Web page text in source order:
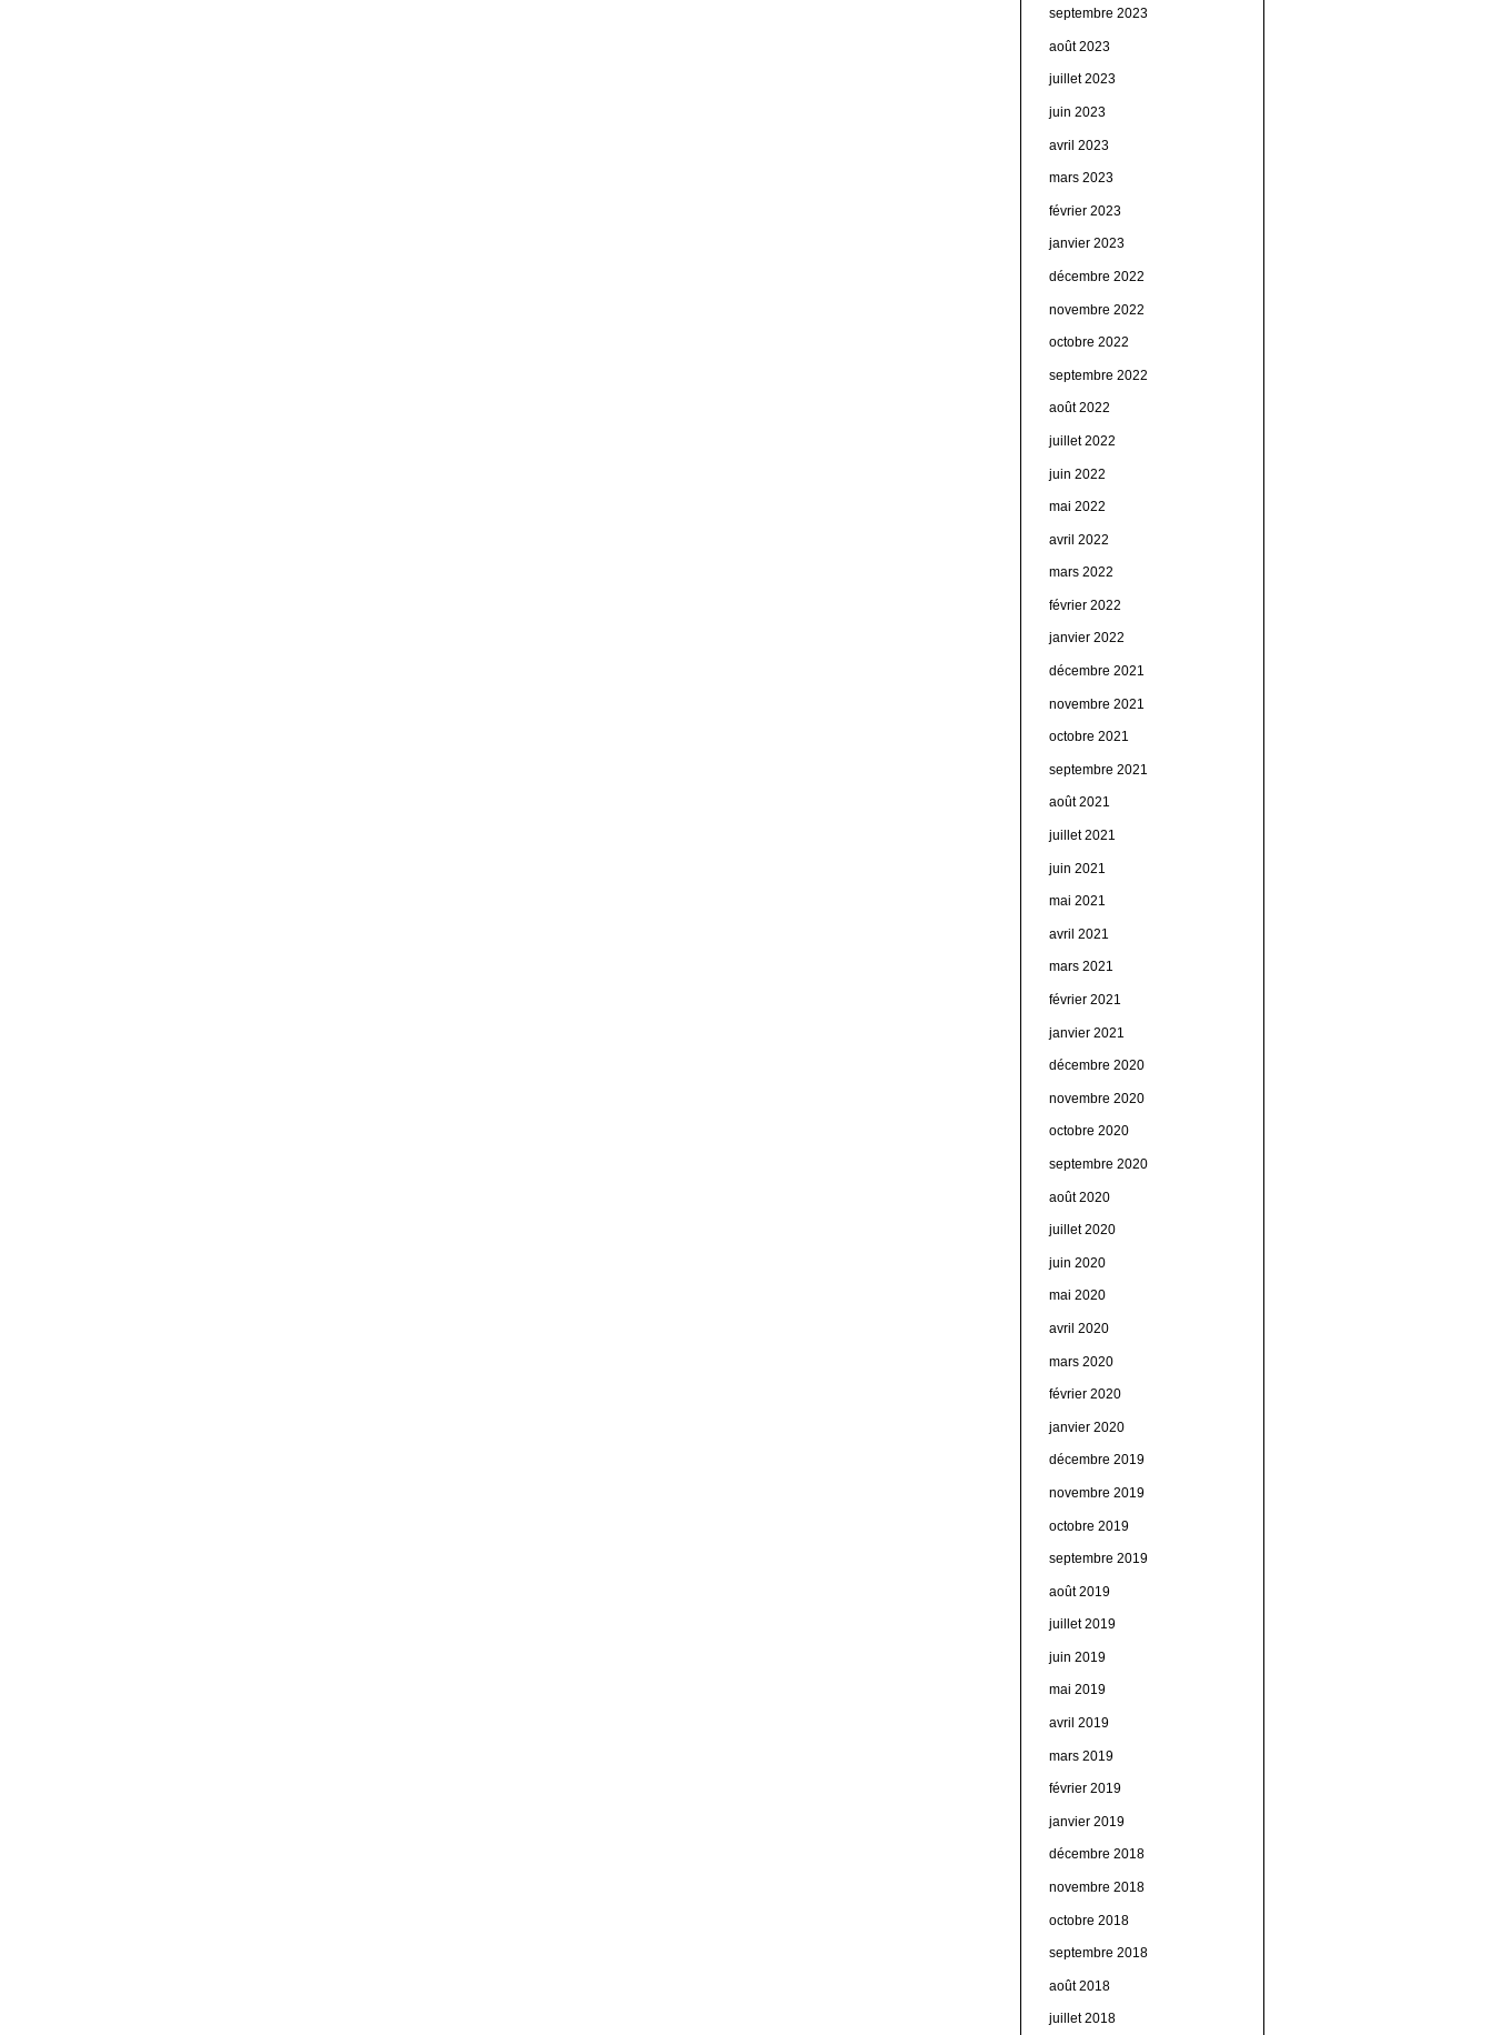
septembre 2023
août 2023
juillet 2023
juin 2023
avril 2023
mars 2023
février 2023
janvier 2023
décembre 2022
novembre 2022
octobre 2022
septembre 2022
août 2022
juillet 2022
juin 2022
mai 2022
avril 2022
mars 2022
février 2022
janvier 2022
décembre 2021
novembre 2021
octobre 2021
septembre 2021
août 2021
juillet 2021
juin 2021
mai 2021
avril 2021
mars 2021
février 2021
janvier 2021
décembre 2020
novembre 2020
octobre 2020
septembre 2020
août 2020
juillet 2020
juin 2020
mai 2020
avril 2020
mars 2020
février 2020
janvier 2020
décembre 2019
novembre 2019
octobre 2019
septembre 2019
août 2019
juillet 2019
juin 2019
mai 2019
avril 2019
mars 2019
février 2019
janvier 2019
décembre 2018
novembre 2018
octobre 2018
septembre 2018
août 2018
juillet 2018